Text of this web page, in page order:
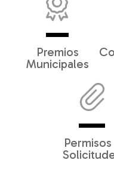
Premios
Municipales